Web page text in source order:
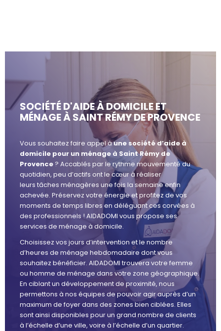
SOCIÉTÉ D'AIDE À DOMICILE ET
MÉNAGE À SAINT RÉMY DE PROVENCE
Vous souhaitez faire appel àune société d’aide à
domicile pour un ménage à Saint Rémy de
Provence ? Accablés par le rythme mouvementé du
quotidien, peu d’actifs ont le cœur à réaliser
leurs tâches ménagères une fois la semaine enfin
achevée. Préservez votre énergie et profitez de vos
moments de temps libres en déléguant ces corvées à
des professionnels ! AIDADOMI vous propose ses
services de ménage à domicile.
Choisissez vos jours d’intervention et le nombre
d’heures de ménage hebdomadaire dont vous
souhaitez bénéficier. AIDADOMI trouvera votre femme
ou homme de ménage dans votre zone géographique.
En ciblant un développement de proximité, nous
permettons à nos équipes de pouvoir agir auprès d’un
maximum de foyer dans des zones bien ciblées. Elles
sont ainsi disponibles pour un grand nombre de clients
à l’échelle d’une ville, voire à l’échelle d’un quartier.